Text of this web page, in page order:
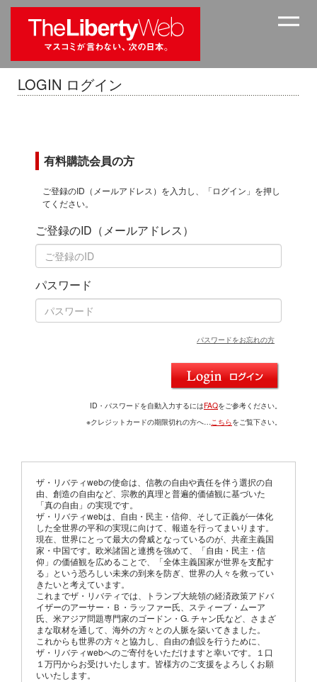
LOGIN ログイン
有料購読会員の方
ご登録のID（メールアドレス）を入力し、「ログイン」を押し
てください。
ご登録のID（メールアドレス）
パスワード
パスワードをお忘れの方
ID・パスワードを自動入力するにはFAQをご参考ください。
※クレジットカードの期限切れの方へ…こちらをご覧下さい。
ザ・リバティwebの使命は、信教の自由や責任を伴う選択の自
由、創造の自由など、宗教的真理と普遍的価値観に基づいた
「真の自由」の実現です。
ザ・リバティwebは、自由・民主・信仰、そして正義が一体化
した全世界の平和の実現に向けて、報道を行ってまいります。
現在、世界にとって最大の脅威となっているのが、共産主義国
家・中国です。欧米諸国と連携を強めて、「自由・民主・信
仰」の価値観を広めることで、「全体主義国家が世界を支配す
る」という恐ろしい未来の到来を防ぎ、世界の人々を救ってい
きたいと考えています。
これまでザ・リバティでは、トランプ大統領の経済政策アドバ
イザーのアーサー・Ｂ・ラッファー氏、スティーブ・ムーア
氏、米アジア問題専門家のゴードン・G. チャン氏など、さまざ
まな取材を通して、海外の方々との人脈を築いてきました。
これからも世界の方々と協力し、自由の創設を行うために、
ザ・リバティwebへのご寄付をいただけますと幸いです。１口
１万円からお受けいたします。皆様方のご支援をよろしくお願
いいたします。